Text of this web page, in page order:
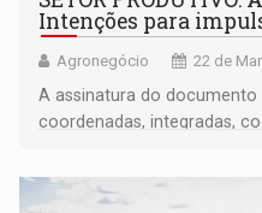
Intenções para
Agronegócio 22 de
A assinatura do
coordenadas, integradas,